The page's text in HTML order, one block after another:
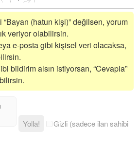
“Bayan (hatun kişi)” değilsen, yorum
veriyor olabilirsin.
e-posta gibi kişisel veri olacaksa,
bildirim alsın istiyorsan, “Cevapla”
Yolla!
Gizli (sadece ilan sahibi